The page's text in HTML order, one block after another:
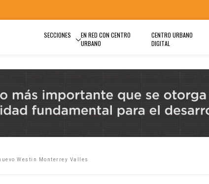
SECCIONES
EN RED CON CENTRO
URBANO
CENTRO URBANO
DIGITAL
Westin Monterrey Valles